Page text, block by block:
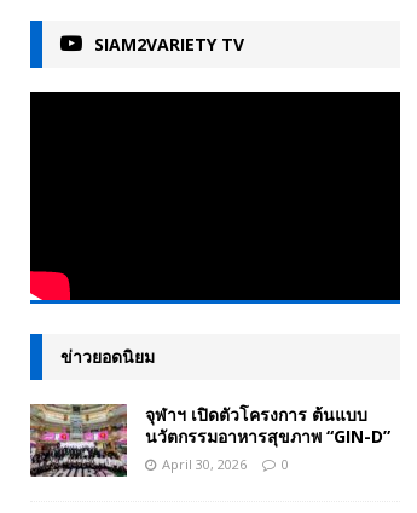
SIAM2VARIETY TV
ข่าวยอดนิยม
จุฬาฯ เปิดตัวโครงการ ต้นแบบ
นวัตกรรมอาหารสุขภาพ “GIN-D”
April 30, 2026 0